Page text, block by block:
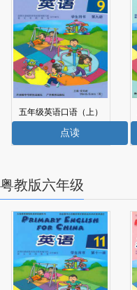
五年级英语口语（上）
电子课本
点读
粤教版六年级